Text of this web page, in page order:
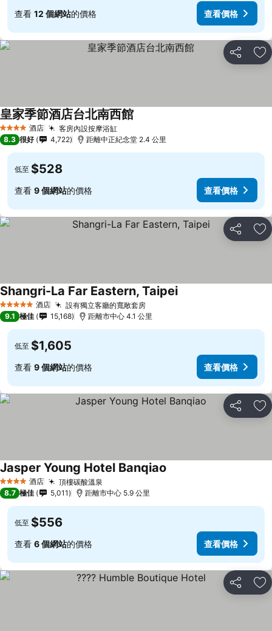
查看 12 個網站的價格 查看價格
分享 放
4 星級 酒店 客房內設按摩浴缸
皇家季節酒店台北南西館
8.3 很好 4,722 距離中正紀念堂 2.4 公里
低至 $528
查看 9 個網站的價格 查看價格
分享 放
5 星級 酒店 設有獨立客廳的寬敞套房
Shangri-La Far Eastern, Taipei
9.1 極佳 15,168 距離市中心 4.1 公里
低至 $1,605
查看 9 個網站的價格 查看價格
分享 放
4 星級 酒店 頂樓碳酸溫泉
Jasper Young Hotel Banqiao
8.7 極佳 5,011 距離市中心 5.9 公里
低至 $556
查看 6 個網站的價格 查看價格
分享 放